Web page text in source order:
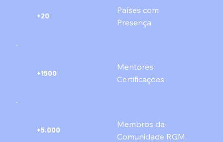
+20
Países com
Presença
+1500
Mentores
Certificações
+5.000
Membros da
Comunidade RGM